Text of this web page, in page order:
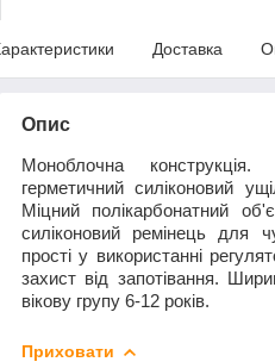
Доставка
Опис
Моноблочна
герметичний силіконовий
Міцний полікарбонатний
силіконовий ремінець для
прості у використанні
захист від запотівання.
вікову групу 6-12 років.
Приховати